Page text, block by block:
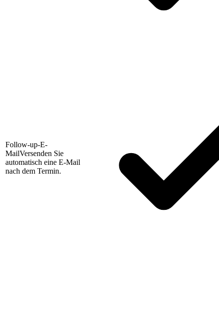
Follow-up-E-
MailVersenden Sie
automatisch eine E-Mail
nach dem Termin.